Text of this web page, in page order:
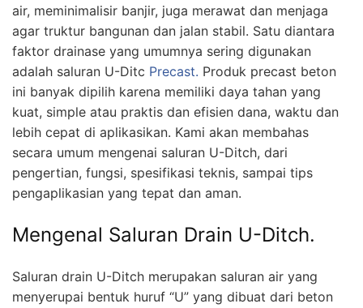
air, meminimalisir banjir, juga merawat dan menjaga
agar truktur bangunan dan jalan stabil. Satu diantara
faktor drainase yang umumnya sering digunakan
adalah saluran U-Ditc Precast. Produk precast beton
ini banyak dipilih karena memiliki daya tahan yang
kuat, simple atau praktis dan efisien dana, waktu dan
lebih cepat di aplikasikan. Kami akan membahas
secara umum mengenai saluran U-Ditch, dari
pengertian, fungsi, spesifikasi teknis, sampai tips
pengaplikasian yang tepat dan aman.
Mengenal Saluran Drain U-Ditch.
Saluran drain U-Ditch merupakan saluran air yang
menyerupai bentuk huruf “U” yang dibuat dari beton